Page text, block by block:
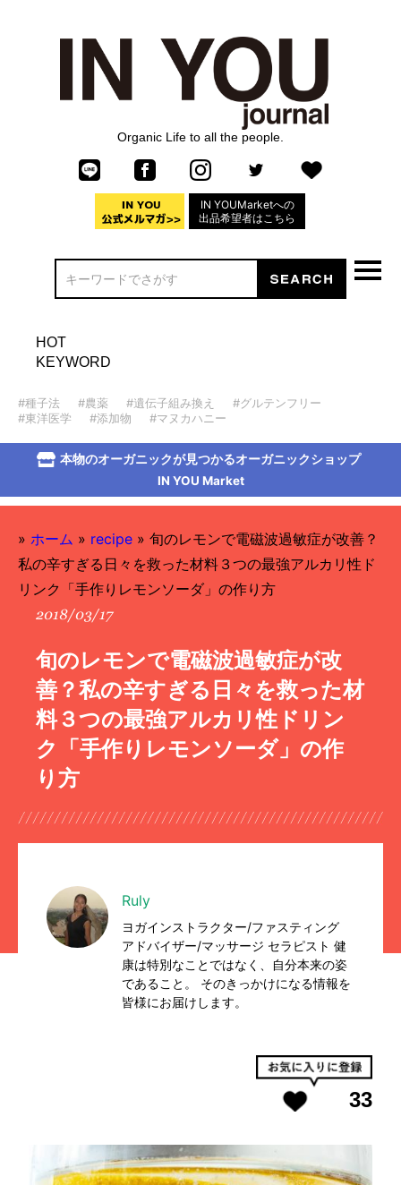
Organic Life to all the people.
IN YOUMarketへの
出品希望者はこちら
HOT
KEYWORD
#種子法 #農薬 #遺伝子組み換え
#グルテンフリー
#東洋医学
#添加物 #マヌカハニー
本物のオーガニックが見つかるオーガニックショップ
IN YOU Market
» ホーム » recipe » 旬のレモンで電磁波過敏症が改善？
私の辛すぎる日々を救った材料３つの最強アルカリ性ド
リンク「手作りレモンソーダ」の作り方
2018/03/17
旬のレモンで電磁波過敏症が改
善？私の辛すぎる日々を救った材
料３つの最強アルカリ性ドリン
ク「手作りレモンソーダ」の作
り方
Ruly
ヨガインストラクター/ファスティング
アドバイザー/マッサージ セラピスト 健
康は特別なことではなく、自分本来の姿
であること。 そのきっかけになる情報を
皆様にお届けします。
33